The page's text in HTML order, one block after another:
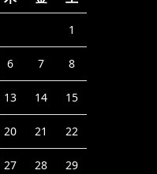
1
6 7 8
13 14 15
20 21 22
27 28 29